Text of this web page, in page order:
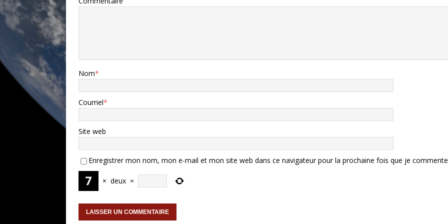
Nom*
Courriel*
Site web
Enregistrer mon nom, mon e-mail et mon site web dans ce navigateur pour la prochaine fois que je
× deux =